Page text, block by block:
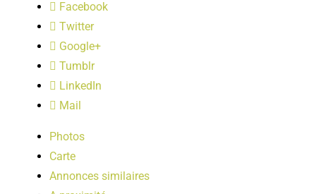
LOISIRS
PUBLICATIONS
Facebook
Twitter
Google+
Tumblr
LinkedIn
Mail
Photos
Carte
Annonces similaires